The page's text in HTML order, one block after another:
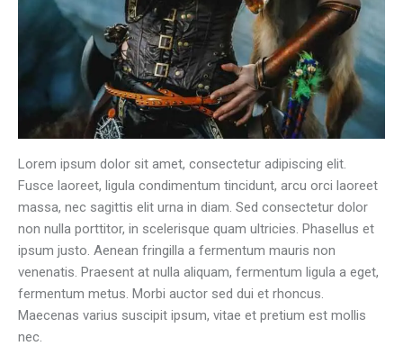
Lorem ipsum dolor sit amet, consectetur adipiscing elit.
Fusce laoreet, ligula condimentum tincidunt, arcu orci laoreet
massa, nec sagittis elit urna in diam. Sed consectetur dolor
non nulla porttitor, in scelerisque quam ultricies. Phasellus et
ipsum justo. Aenean fringilla a fermentum mauris non
venenatis. Praesent at nulla aliquam, fermentum ligula a eget,
fermentum metus. Morbi auctor sed dui et rhoncus.
Maecenas varius suscipit ipsum, vitae et pretium est mollis
nec.